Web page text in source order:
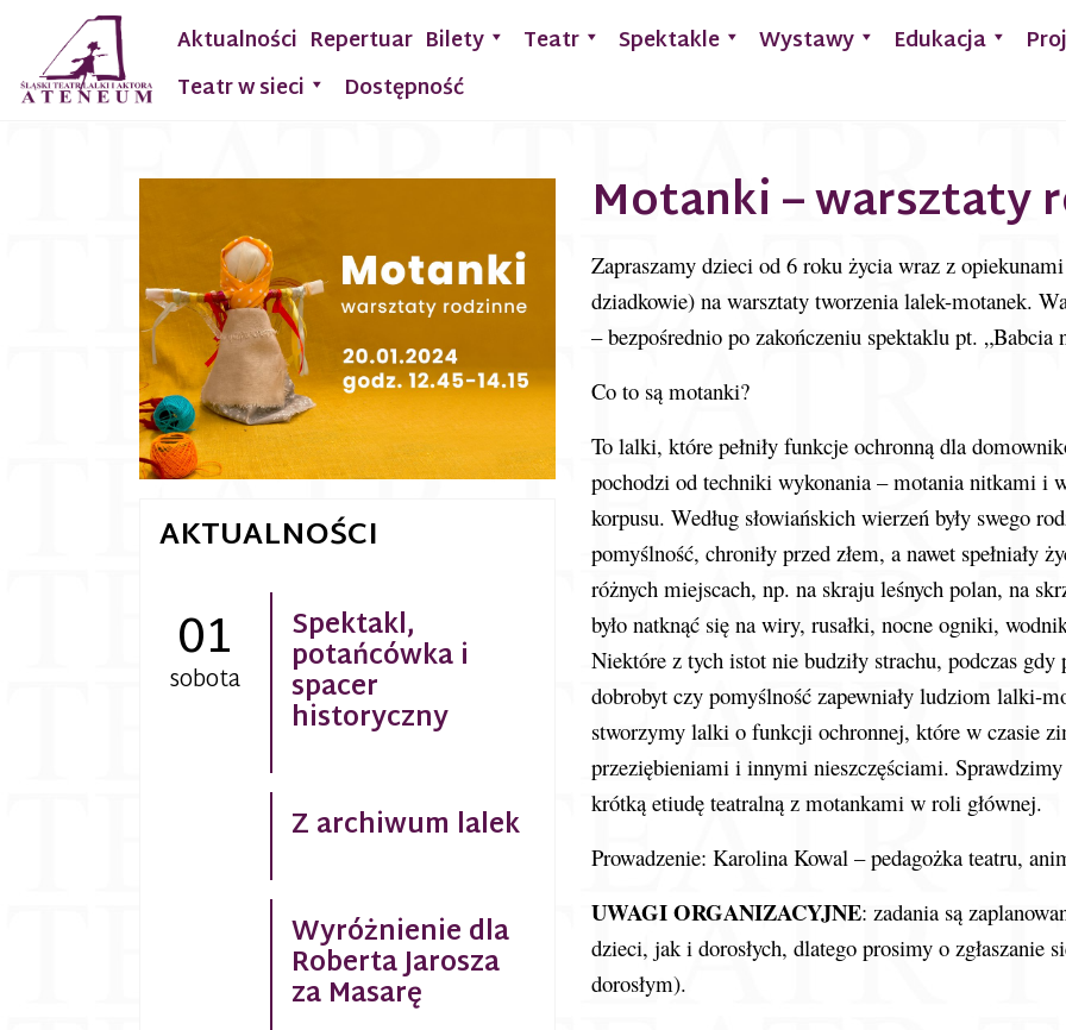
Aktualności Repertuar Bilety Teatr Spektakle Wystawy Edukacja
Teatr w sieci
Dostępność
Motanki – warsztaty
Zapraszamy dzieci od 6 roku życia wraz z
dziadkowie) na warsztaty tworzenia lalek-motanek.
– bezpośrednio po zakończeniu spektaklu pt. „Babcia
Co to są motanki?
To lalki, które pełniły funkcje ochronną dla
pochodzi od techniki wykonania – motania nitkami i
korpusu. Według słowiańskich wierzeń były swego
pomyślność, chroniły przed złem, a nawet spełniały
różnych miejscach, np. na skraju leśnych polan, na
było natknąć się na wiry, rusałki, nocne ogniki,
Niektóre z tych istot nie budziły strachu, podczas
dobrobyt czy pomyślność zapewniały ludziom lalki-
stworzymy lalki o funkcji ochronnej, które w czasie
przeziębieniami i innymi nieszczęściami.
krótką etiudę teatralną z motankami w roli głównej.
Prowadzenie: Karolina Kowal – pedagożka teatru,
UWAGI ORGANIZACYJNE: zadania są
dzieci, jak i dorosłych, dlatego prosimy o zgłaszanie
dorosłym).
AKTUALNOŚCI
01
sobota
Spektakl,
potańcówka i
spacer
historyczny
Z archiwum lalek
Wyróżnienie dla
Roberta Jarosza
za Masarę